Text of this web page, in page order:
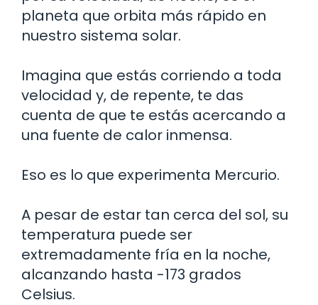
planeta que orbita más rápido en
nuestro sistema solar.
Imagina que estás corriendo a toda
velocidad y, de repente, te das
cuenta de que te estás acercando a
una fuente de calor inmensa.
Eso es lo que experimenta Mercurio.
A pesar de estar tan cerca del sol, su
temperatura puede ser
extremadamente fría en la noche,
alcanzando hasta -173 grados
Celsius.